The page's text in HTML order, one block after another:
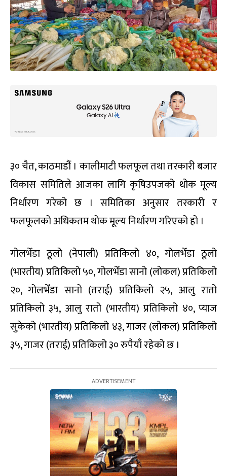
३० चैत, काठमाडौं । कालीमाटी फलफूल तथा तरकारी बजार
विकास समितिले आजका लागि कृषिउपजको थोक मूल्य
निर्धारण गरेको छ । समितिका अनुसार तरकारी र
फलफूलको अधिकतम थोक मूल्य निर्धारण गरिएको हो ।
गोलभेँडा ठूलो (नेपाली) प्रतिकिलो ४०, गोलभेँडा ठूलो
(भारतीय) प्रतिकिलो ५०, गोलभेँडा सानो (लोकल) प्रतिकिलो
२०, गोलभेँडा सानो (तराई) प्रतिकिलो २५, आलु रातो
प्रतिकिलो ३५, आलु रातो (भारतीय) प्रतिकिलो ४०, प्याज
सुकेको (भारतीय) प्रतिकिलो ४३, गाजर (लोकल) प्रतिकिलो
३५, गाजर (तराई) प्रतिकिलो ३० रुपैयाँ रहेको छ ।